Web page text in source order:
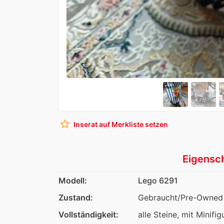
star_border Inserat auf Merkliste setzen
Modell:
Lego 6291
Zustand:
Gebraucht/Pre-Owned
Vollständigkeit:
alle Steine, mit